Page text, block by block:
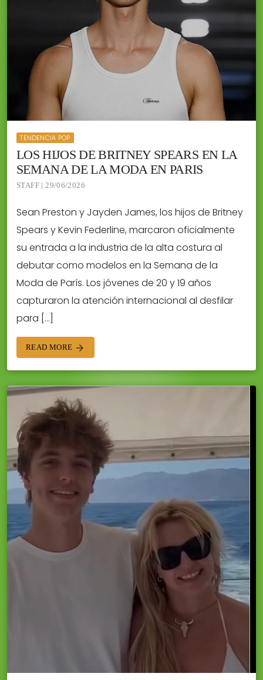
TENDENCIA POP
LOS HIJOS DE BRITNEY SPEARS EN LA
SEMANA DE LA MODA EN PARIS
STAFF | 29/06/2026
Sean Preston y Jayden James, los hijos de Britney
Spears y Kevin Federline, marcaron oficialmente
su entrada a la industria de la alta costura al
debutar como modelos en la Semana de la
Moda de París. Los jóvenes de 20 y 19 años
capturaron la atención internacional al desfilar
para […]
READ MORE arrow_forward